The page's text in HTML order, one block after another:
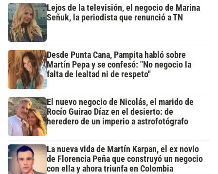
Lejos de la televisión, el negocio de Marina
Señuk, la periodista que renunció a TN
Desde Punta Cana, Pampita habló sobre
Martín Pepa y se confesó: "No negocio la
falta de lealtad ni de respeto"
El nuevo negocio de Nicolás, el marido de
Rocío Guirao Díaz en el desierto: de
heredero de un imperio a astrofotógrafo
La nueva vida de Martín Karpan, el ex novio
de Florencia Peña que construyó un negocio
con ella y ahora triunfa en Colombia